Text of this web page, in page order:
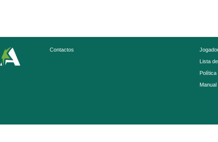
Contactos
Lista
Política